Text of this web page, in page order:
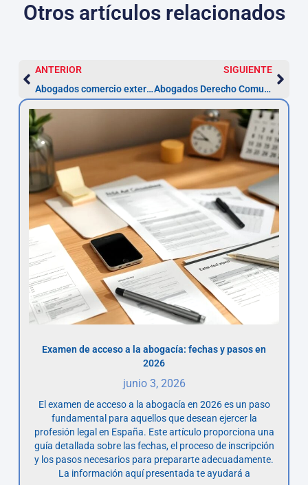
Otros artículos relacionados
ANTERIOR
Abogados comercio exterior en Jaén | Asesor.Legal
SIGUIENTE
Abogados Derecho Comunitario en Jaén
Examen de acceso a la abogacía: fechas y pasos en
2026
junio 3, 2026
El examen de acceso a la abogacía en 2026 es un paso
fundamental para aquellos que desean ejercer la
profesión legal en España. Este artículo proporciona una
guía detallada sobre las fechas, el proceso de inscripción
y los pasos necesarios para prepararte adecuadamente.
La información aquí presentada te ayudará a